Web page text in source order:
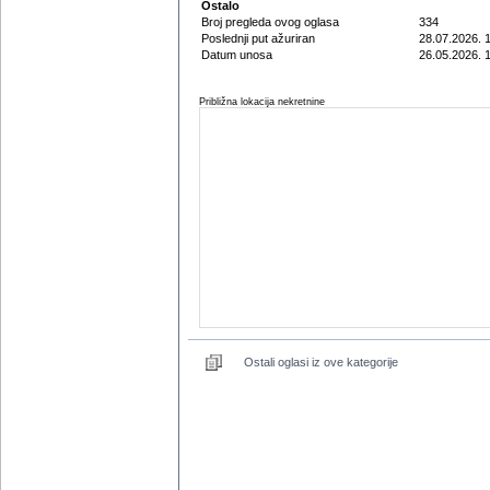
Ostalo
Broj pregleda ovog oglasa
334
Poslednji put ažuriran
28.07.2026.
Datum unosa
26.05.2026.
Približna lokacija nekretnine
Ostali oglasi iz ove kategorije